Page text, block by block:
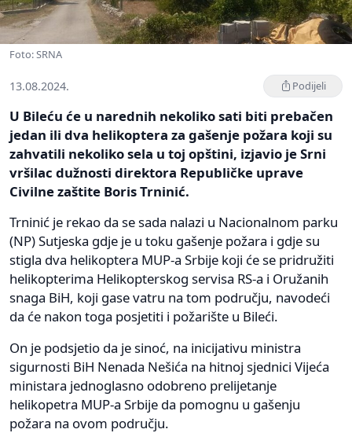
Foto: SRNA
13.08.2024. Podijeli
U Bileću će u narednih nekoliko sati biti prebačen
jedan ili dva helikoptera za gašenje požara koji su
zahvatili nekoliko sela u toj opštini, izjavio je Srni
vršilac dužnosti direktora Republičke uprave
Civilne zaštite Boris Trninić.
Trninić je rekao da se sada nalazi u Nacionalnom parku
(NP) Sutjeska gdje je u toku gašenje požara i gdje su
stigla dva helikoptera MUP-a Srbije koji će se pridružiti
helikopterima Helikopterskog servisa RS-a i Oružanih
snaga BiH, koji gase vatru na tom području, navodeći
da će nakon toga posjetiti i požarište u Bileći.
On je podsjetio da je sinoć, na inicijativu ministra
sigurnosti BiH Nenada Nešića na hitnoj sjednici Vijeća
ministara jednoglasno odobreno prelijetanje
helikopetra MUP-a Srbije da pomognu u gašenju
požara na ovom području.